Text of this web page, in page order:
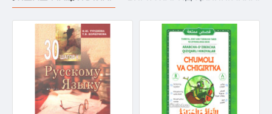
mo'ljallangan.
Qo'llanma «GRAND TA'LIM OLAM
nodavlat ta'lim
muassasasining 2023-yil 30-avgustdagi 1-sonli Pedagogik
Kengashi tomonidan o'quv qo'llanma sifatida tavsiya etilgan.
Tuzuvchi:Sanobar Rasulova
Nashriyot:« Hilol nashr»